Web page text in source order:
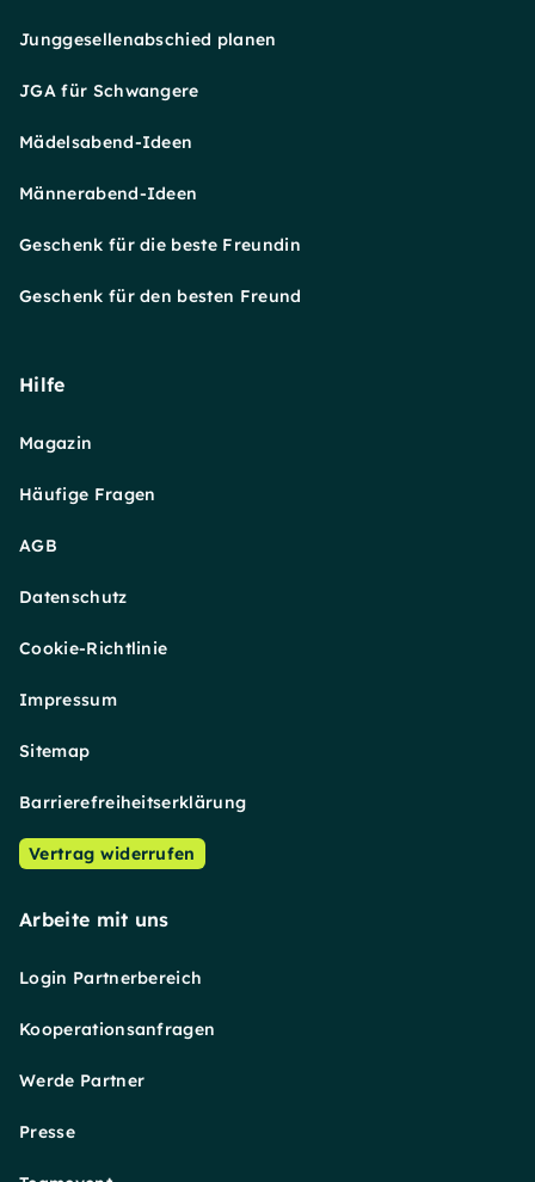
Junggesellenabschied planen
JGA für Schwangere
Mädelsabend-Ideen
Männerabend-Ideen
Geschenk für die beste Freundin
Geschenk für den besten Freund
Hilfe
Magazin
Häufige Fragen
AGB
Datenschutz
Cookie-Richtlinie
Impressum
Sitemap
Barrierefreiheitserklärung
Vertrag widerrufen
Arbeite mit uns
Login Partnerbereich
Kooperationsanfragen
Werde Partner
Presse